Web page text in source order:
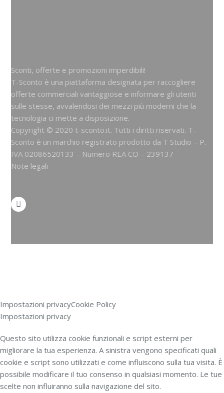
Sconti, offerte e promozioni imperdibili!
T-Sconto è una piattaforma designata per raccogliere
offerte commerciali vantaggiose e informare gli utenti
sulle stesse, avvalendosi dei mezzi più moderni che la
tecnologia ci mette a disposizione.
Copyright © 2020 t-sconto.it. Tutti i diritti riservati. T-
Sconto è un marchio registrato prodotto da T Studio – P.
IVA 02086520133 – Numero REA CO – 239137
Note legali
Impostazioni privacyCookie Policy
Impostazioni privacy
Questo sito utilizza cookie funzionali e script esterni per
migliorare la tua esperienza. A sinistra vengono specificati quali
cookie e script sono utilizzati e come influiscono sulla tua visita. È
possibile modificare il tuo consenso in qualsiasi momento. Le tue
scelte non influiranno sulla navigazione del sito.